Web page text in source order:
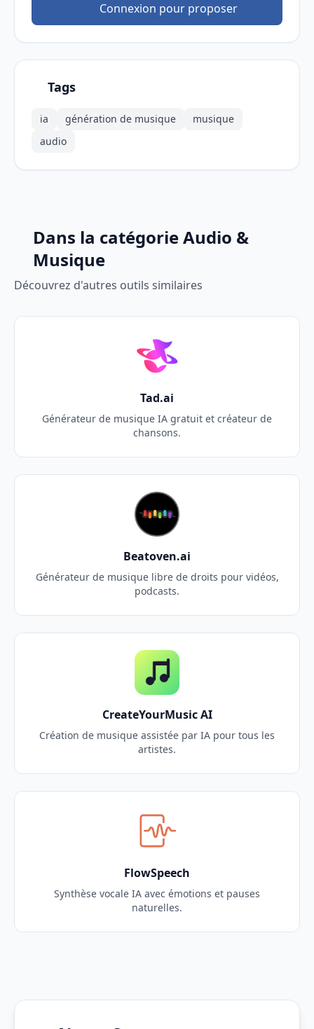
Connexion pour proposer
Tags
ia génération de musique
musique
audio
Dans la catégorie Audio &
Musique
Découvrez d'autres outils similaires
Tad.ai
Générateur de musique IA gratuit et créateur de
chansons.
Beatoven.ai
Générateur de musique libre de droits pour vidéos,
podcasts.
CreateYourMusic AI
Création de musique assistée par IA pour tous les
artistes.
FlowSpeech
Synthèse vocale IA avec émotions et pauses
naturelles.